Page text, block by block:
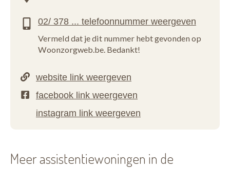
Vermeld dat je dit nummer hebt gevonden op
Woonzorgweb.be. Bedankt!
Meer assistentiewoningen in de